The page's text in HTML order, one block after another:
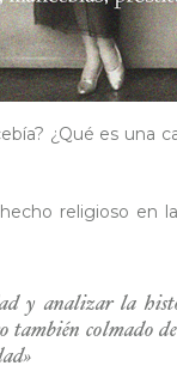
¿Qué es una
religioso en
y analizar la
colmado